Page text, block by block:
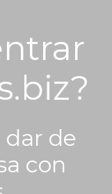
dar de
con